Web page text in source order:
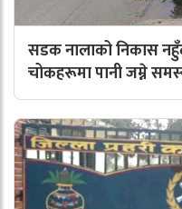
सडक नालाको निकास
चोकहरूमा पानी जम्ने